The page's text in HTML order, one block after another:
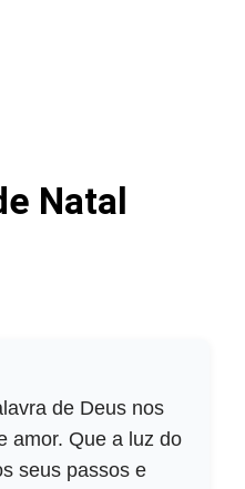
Natal
de Deus nos
amor. Que a luz do
seus passos e